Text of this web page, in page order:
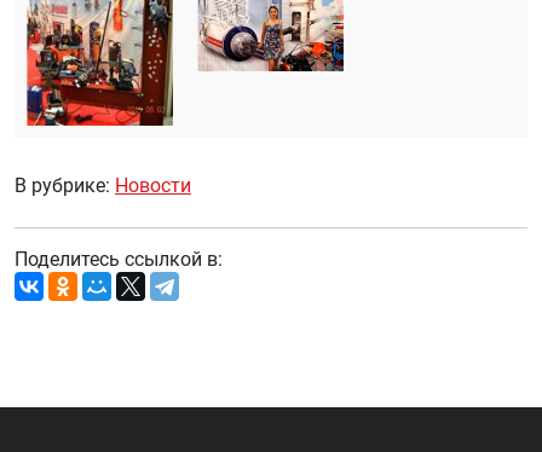
В рубрике: Новости
Поделитесь ссылкой в: